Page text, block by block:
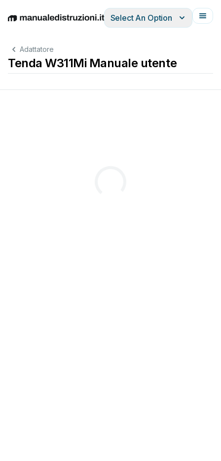
EnglishDeutschEspañolItalianoFrançais
Select An Option
Adattatore
Tenda W311Mi Manuale utente